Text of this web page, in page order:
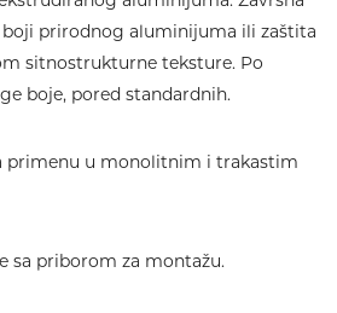
boji prirodnog aluminijuma ili zaštita
sitnostrukturne teksture. Po
boje, pored standardnih.
primenu u monolitnim i trakastim
sa priborom za montažu.